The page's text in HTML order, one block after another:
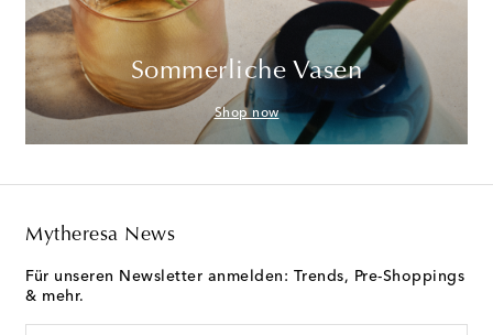
Sommerliche Vasen
Shop now
Mytheresa News
Für unseren Newsletter anmelden: Trends, Pre-Shoppings
& mehr.